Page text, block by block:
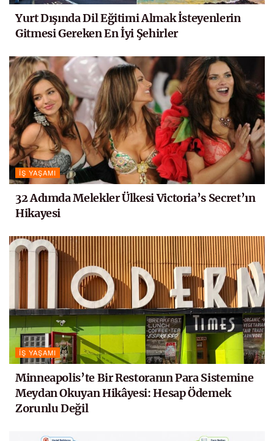
Yurt Dışında Dil Eğitimi Almak İsteyenlerin
Gitmesi Gereken En İyi Şehirler
İŞ YAŞAMI
32 Adımda Melekler Ülkesi Victoria’s Secret’ın
Hikayesi
İŞ YAŞAMI
Minneapolis’te Bir Restoranın Para Sistemine
Meydan Okuyan Hikâyesi: Hesap Ödemek
Zorunlu Değil